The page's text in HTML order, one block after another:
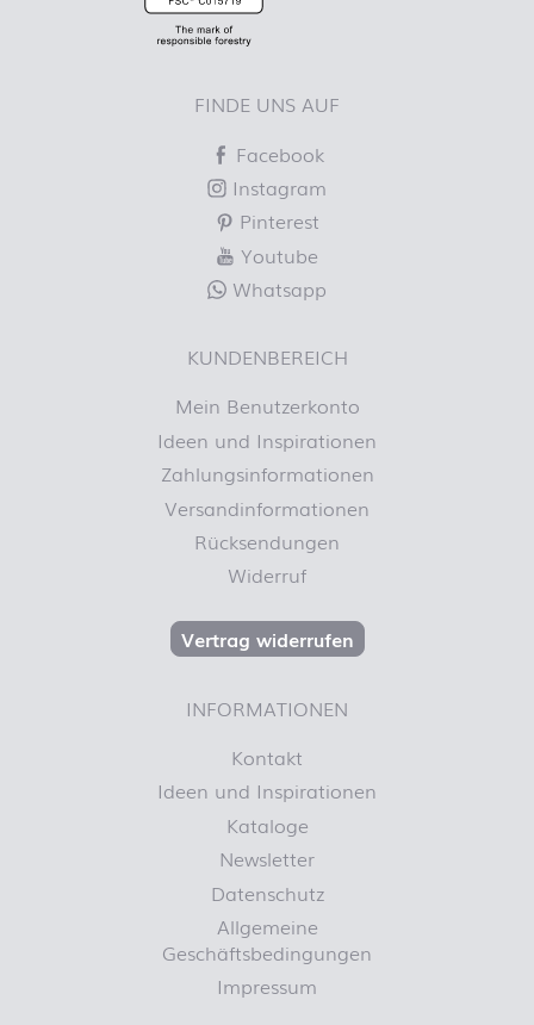
FINDE UNS AUF
Facebook
Instagram
Pinterest
Youtube
Whatsapp
KUNDENBEREICH
Mein Benutzerkonto
Ideen und Inspirationen
Zahlungsinformationen
Versandinformationen
Rücksendungen
Widerruf
Vertrag widerrufen
INFORMATIONEN
Kontakt
Ideen und Inspirationen
Kataloge
Newsletter
Datenschutz
Allgemeine
Geschäftsbedingungen
Impressum